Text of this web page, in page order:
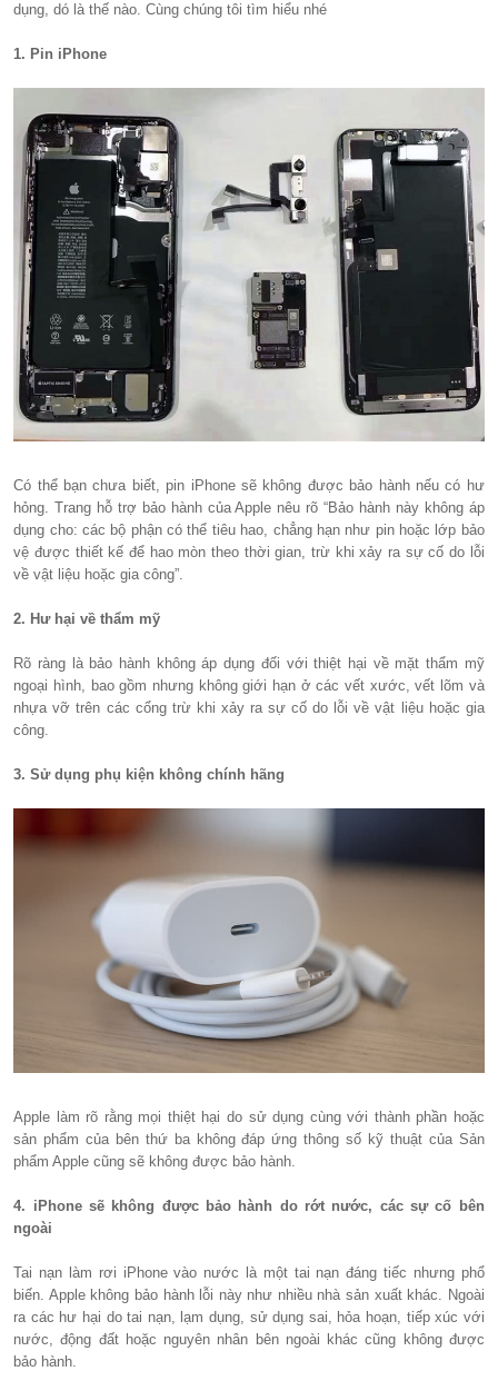
dụng, dó là thế nào. Cùng chúng tôi tìm hiểu nhé
1. Pin iPhone
Có thể bạn chưa biết, pin iPhone sẽ không được bảo hành nếu có hư
hỏng. Trang hỗ trợ bảo hành của Apple nêu rõ “Bảo hành này không áp
dụng cho: các bộ phận có thể tiêu hao, chẳng hạn như pin hoặc lớp bảo
vệ được thiết kế để hao mòn theo thời gian, trừ khi xảy ra sự cố do lỗi
về vật liệu hoặc gia công”.
2. Hư hại về thẩm mỹ
Rõ ràng là bảo hành không áp dụng đối với thiệt hại về mặt thẩm mỹ
ngoại hình, bao gồm nhưng không giới hạn ở các vết xước, vết lõm và
nhựa vỡ trên các cổng trừ khi xảy ra sự cố do lỗi về vật liệu hoặc gia
công.
3. Sử dụng phụ kiện không chính hãng
Apple làm rõ rằng mọi thiệt hại do sử dụng cùng với thành phần hoặc
sản phẩm của bên thứ ba không đáp ứng thông số kỹ thuật của Sản
phẩm Apple cũng sẽ không được bảo hành.
4. iPhone sẽ không được bảo hành do rớt nước, các sự cố bên
ngoài
Tai nạn làm rơi iPhone vào nước là một tai nạn đáng tiếc nhưng phổ
biến. Apple không bảo hành lỗi này như nhiều nhà sản xuất khác. Ngoài
ra các hư hại do tai nạn, lạm dụng, sử dụng sai, hỏa hoạn, tiếp xúc với
nước, động đất hoặc nguyên nhân bên ngoài khác cũng không được
bảo hành.